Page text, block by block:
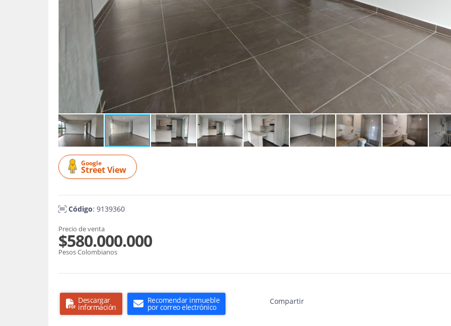
Google
Street View
Código: 9139360
Precio de venta
$580.000.000
Pesos Colombianos
Descargar
información
Recomendar inmueble
por correo electrónico
Compartir